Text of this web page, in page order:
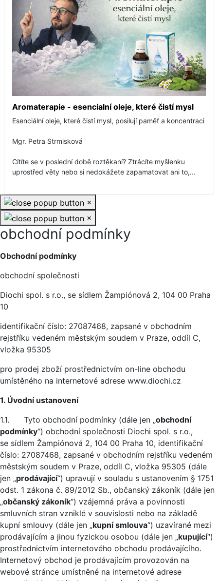
Aromaterapie - esencialní oleje, které čistí mysl
Esenciální oleje, které čistí mysl, posilují paměť a koncentraci
Mgr. Petra Strmisková
Cítíte se v poslední době roztěkaní? Ztrácíte myšlenku
uprostřed věty nebo si nedokážete zapamatovat ani to,...
×
×
obchodní podmínky
Základní údaje
Obchodní podmínky
obchodní společnosti
Diochi spol. s r.o., se sídlem Žampiónová 2, 104 00 Praha
10
identifikační číslo: 27087468, zapsané v obchodním
rejstříku vedeném městským soudem v Praze, oddíl C,
vložka 95305
pro prodej zboží prostřednictvím on-line obchodu
umístěného na internetové adrese www.diochi.cz
1. Úvodní ustanovení
1.1. Tyto obchodní podmínky (dále jen „obchodní
podmínky“) obchodní společnosti Diochi spol. s r.o.,
se sídlem Žampiónová 2, 104 00 Praha 10, identifikační
číslo: 27087468, zapsané v obchodním rejstříku vedeném
městským soudem v Praze, oddíl C, vložka 95305 (dále
jen „prodávající“) upravují v souladu s ustanovením § 1751
odst. 1 zákona č. 89/2012 Sb., občanský zákoník (dále jen
„občanský zákoník“) vzájemná práva a povinnosti
smluvních stran vzniklé v souvislosti nebo na základě
kupní smlouvy (dále jen „kupní smlouva“) uzavírané mezi
prodávajícím a jinou fyzickou osobou (dále jen „kupující“)
prostřednictvím internetového obchodu prodávajícího.
Internetový obchod je prodávajícím provozován na
webové stránce umístněné na internetové adrese